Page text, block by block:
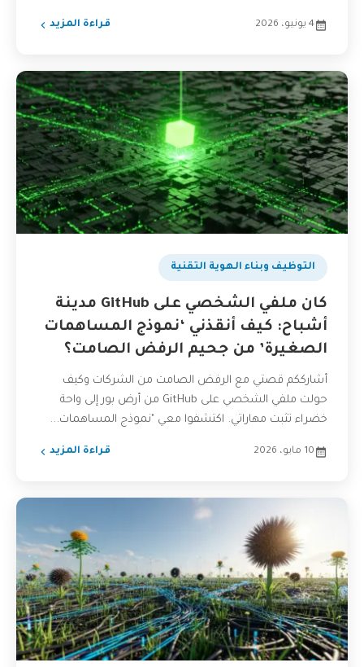
4 يونيو، 2026 قراءة المزيد
التوظيف وبناء الهوية التقنية
كان ملفي الشخصي على GitHub مدينة
أشباح: كيف أنقذني ‘نموذج المساهمات
الصغيرة’ من جحيم الرفض الصامت؟
أشارككم قصتي مع الرفض الصامت من الشركات وكيف
حولت ملفي الشخصي على GitHub من أرض بور إلى واحة
خضراء تثبت مهاراتي. اكتشفوا معي "نموذج المساهمات...
10 مايو، 2026 قراءة المزيد